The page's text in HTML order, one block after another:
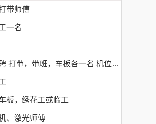
带师傅
一名
带，带班，车板各一名 机位多名
板，绣花工或临工
、激光师傅